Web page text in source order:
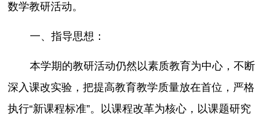
数学教研活动。
一、指导思想：
本学期的教研活动仍然以素质教育为中心，不断
深入课改实验，把提高教育教学质量放在首位，严格
执行“新课程标准”。以课程改革为核心，以课题研究